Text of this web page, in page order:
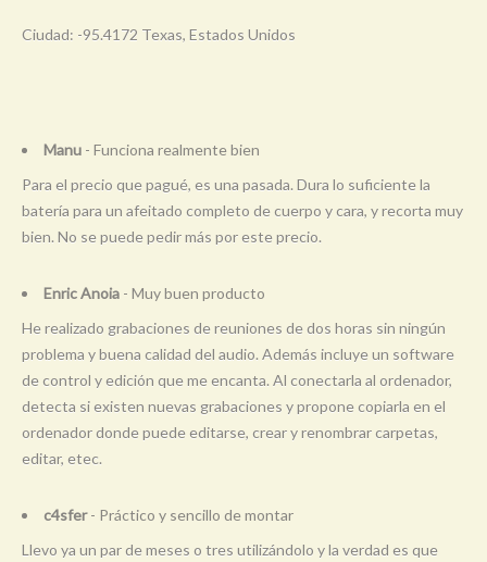
Ciudad: -95.4172 Texas, Estados Unidos
Manu - Funciona realmente bien
Para el precio que pagué, es una pasada. Dura lo suficiente la
batería para un afeitado completo de cuerpo y cara, y recorta muy
bien. No se puede pedir más por este precio.
Enric Anoia - Muy buen producto
He realizado grabaciones de reuniones de dos horas sin ningún
problema y buena calidad del audio. Además incluye un software
de control y edición que me encanta. Al conectarla al ordenador,
detecta si existen nuevas grabaciones y propone copiarla en el
ordenador donde puede editarse, crear y renombrar carpetas,
editar, etec.
c4sfer- Práctico y sencillo de montar
Llevo ya un par de meses o tres utilizándolo y la verdad es que